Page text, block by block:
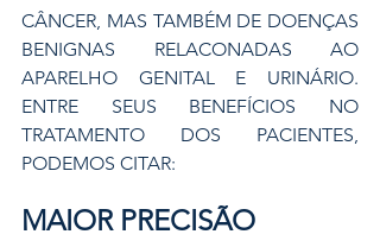
CÂNCER, MAS TAMBÉM DE DOENÇAS
BENIGNAS RELACONADAS AO
APARELHO GENITAL E URINÁRIO.
ENTRE SEUS BENEFÍCIOS NO
TRATAMENTO DOS PACIENTES,
PODEMOS CITAR:
MAIOR PRECISÃO